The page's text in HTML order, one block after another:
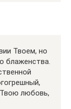
Твоем, но
блаженства.
любовь,